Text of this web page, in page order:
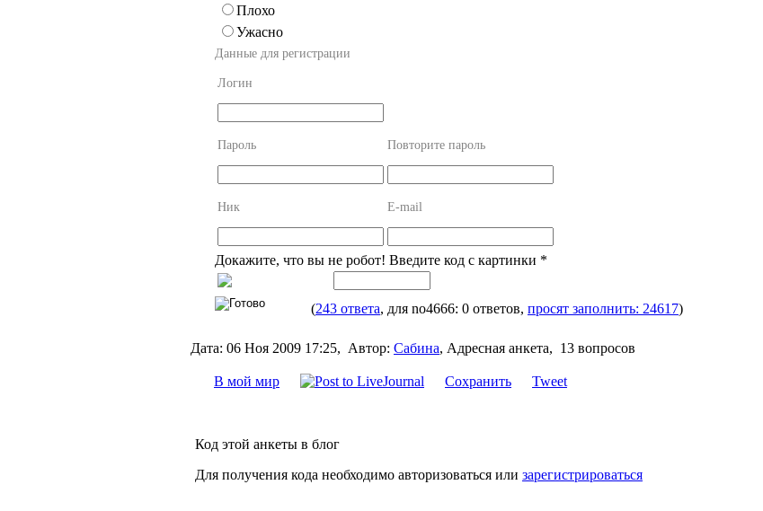
Плохо
Ужасно
Данные для регистрации
Логин
Пароль Повторите пароль
Ник E-mail
Докажите, что вы не робот! Введите код с картинки *
(243 ответа, для no4666: 0 ответов, просят заполнить: 24617)
Дата: 06 Ноя 2009 17:25, Автор: Сабина, Адресная анкета, 13 вопросов
В мой мир Сохранить Tweet
Код этой анкеты в блог
Для получения кода необходимо авторизоваться или зарегистрироваться